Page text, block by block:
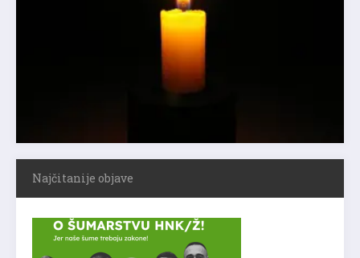
Najčitanije objave